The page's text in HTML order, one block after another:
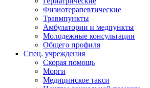
Физиотерапевтические
Травмпункты
Амбулатории и медпункты
Молодежные консультации
Общего профиля
Спец. учреждения
Скорая помощь
Морги
Медицинское такси